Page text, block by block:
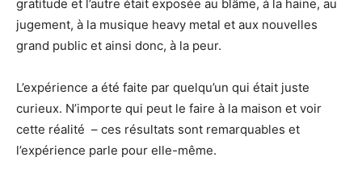
gratitude et l’autre était exposée au blâme, à la haine, au
jugement, à la musique heavy metal et aux nouvelles
grand public et ainsi donc, à la peur.
L’expérience a été faite par quelqu’un qui était juste
curieux. N’importe qui peut le faire à la maison et voir
cette réalité – ces résultats sont remarquables et
l’expérience parle pour elle-même.